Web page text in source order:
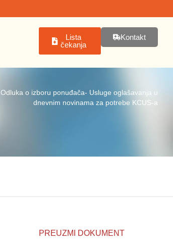
Lista
čekanja
Kontakt
Odluka o izboru ponuđača- Usluge oglašavanja u
dnevnim novinama za potrebe KCUS-a
PREUZMI DOKUMENT